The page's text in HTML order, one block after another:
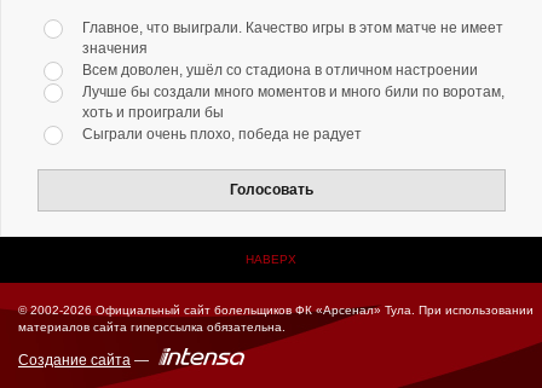
Главное, что выиграли. Качество игры в этом матче не имеет
значения
Всем доволен, ушёл со стадиона в отличном настроении
Лучше бы создали много моментов и много били по воротам,
хоть и проиграли бы
Сыграли очень плохо, победа не радует
Голосовать
НАВЕРХ
© 2002-2026 Официальный сайт болельщиков ФК «Арсенал» Тула.
При использовании
материалов сайта гиперссылка обязательна.
Создание сайта —